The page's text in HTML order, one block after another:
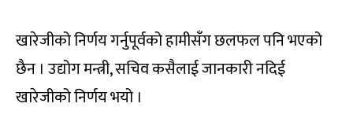
खारेजीको निर्णय गर्नुपूर्वको हामीसँग छलफल पनि भएको
छैन । उद्योग मन्त्री, सचिव कसैलाई जानकारी नदिई
खारेजीको निर्णय भयो ।